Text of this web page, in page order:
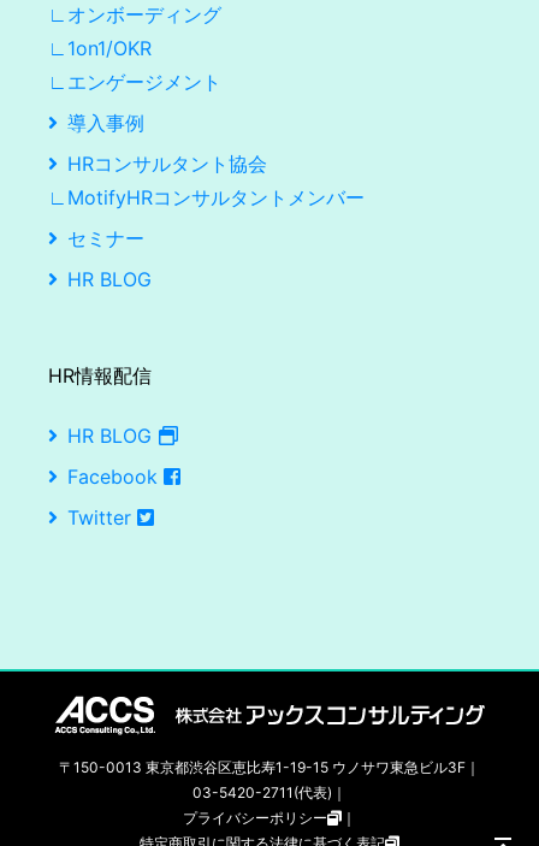
∟オンボーディング
∟1on1/OKR
∟エンゲージメント
導入事例
HRコンサルタント協会
∟MotifyHRコンサルタントメンバー
セミナー
HR BLOG
HR情報配信
HR BLOG
Facebook
Twitter
〒150-0013 東京都渋谷区恵比寿1-19-15 ウノサワ東急ビル3F｜
03-5420-2711(代表)｜
プライバシーポリシー
｜